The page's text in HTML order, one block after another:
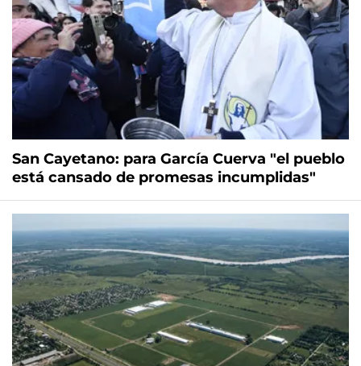
San Cayetano: para García Cuerva "el pueblo
está cansado de promesas incumplidas"